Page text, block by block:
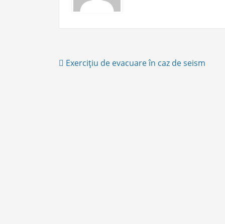
Post
Exerciţiu de evacuare în caz de seism